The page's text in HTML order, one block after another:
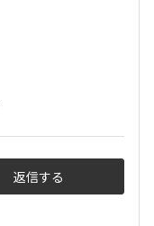
返信する